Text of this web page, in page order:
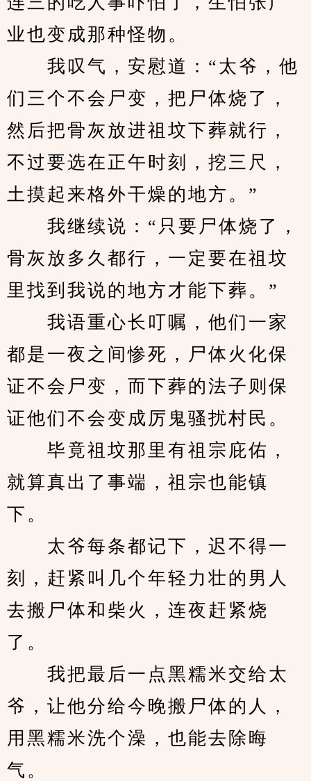
业也变成那种怪物。
我叹气，安慰道：“太爷，他
们三个不会尸变，把尸体烧了，
然后把骨灰放进祖坟下葬就行，
不过要选在正午时刻，挖三尺，
土摸起来格外干燥的地方。”
我继续说：“只要尸体烧了，
骨灰放多久都行，一定要在祖坟
里找到我说的地方才能下葬。”
我语重心长叮嘱，他们一家
都是一夜之间惨死，尸体火化保
证不会尸变，而下葬的法子则保
证他们不会变成厉鬼骚扰村民。
毕竟祖坟那里有祖宗庇佑，
就算真出了事端，祖宗也能镇
下。
太爷每条都记下，迟不得一
刻，赶紧叫几个年轻力壮的男人
去搬尸体和柴火，连夜赶紧烧
了。
我把最后一点黑糯米交给太
爷，让他分给今晚搬尸体的人，
用黑糯米洗个澡，也能去除晦
气。